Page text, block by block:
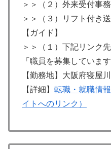
＞＞（２）外来受付事
＞＞（３）リフト付き
【ガイド】
＞＞（１）下記リンク
「職員を募集していま
【勤務地】大阪府寝屋
【詳細】 転職・就職情
イトへのリンク）